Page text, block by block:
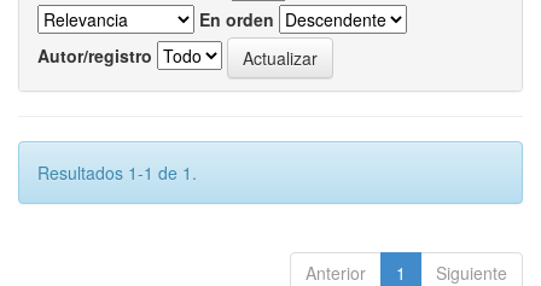
En orden
Autor/registro
Resultados 1-1 de 1.
Anterior 1 Siguiente